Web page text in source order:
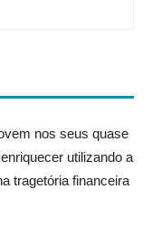
nos seus quase
utilizando a
tragetória financeira